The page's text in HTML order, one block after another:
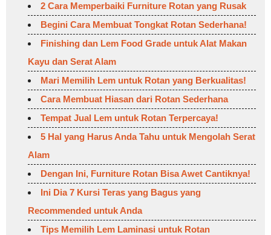
2 Cara Memperbaiki Furniture Rotan yang Rusak
Begini Cara Membuat Tongkat Rotan Sederhana!
Finishing dan Lem Food Grade untuk Alat Makan
Kayu dan Serat Alam
Mari Memilih Lem untuk Rotan yang Berkualitas!
Cara Membuat Hiasan dari Rotan Sederhana
Tempat Jual Lem untuk Rotan Terpercaya!
5 Hal yang Harus Anda Tahu untuk Mengolah Serat
Alam
Dengan Ini, Furniture Rotan Bisa Awet Cantiknya!
Ini Dia 7 Kursi Teras yang Bagus yang
Recommended untuk Anda
Tips Memilih Lem Laminasi untuk Rotan